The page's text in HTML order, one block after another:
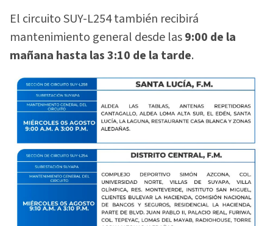
El circuito SUY-L254 también recibirá
mantenimiento general desde las9:00 de la
mañana hasta las 3:10 de la tarde.